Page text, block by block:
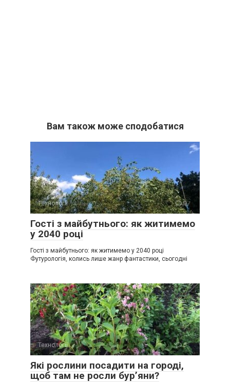
Вам також може сподобатися
Технології 0
Гості з майбутнього: як житимемо
у 2040 році
Гості з майбутнього: як житимемо у 2040 році
Футурологія, колись лише жанр фантастики, сьогодні
Технології 0
Які рослини посадити на городі,
щоб там не росли бур’яни?